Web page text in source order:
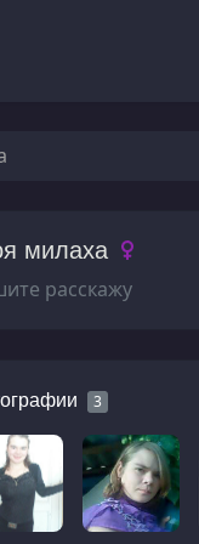
милаха
расскажу
3